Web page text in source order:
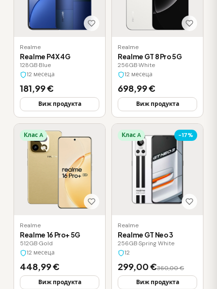
Realme
Realme P4X 4G
128GB·Blue
12 месеца
181,99 €
Виж продукта
Realme
Realme GT 8 Pro 5G
256GB·White
12 месеца
698,99 €
Виж продукта
Клас A
Realme
Realme 16 Pro+ 5G
512GB·Gold
12 месеца
448,99 €
Виж продукта
Клас A -17%
Realme
Realme GT Neo 3
256GB·Spring White
12
299,00 €360,00 €
Виж продукта